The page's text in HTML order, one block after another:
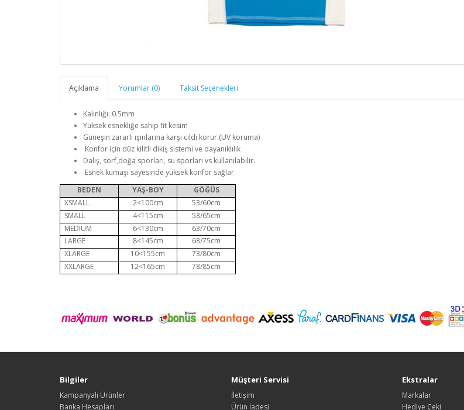
Açıklama Yorumlar (0) Taksit Seçenekleri
Kalınlığı: 0.5mm
Yüksek esnekliğe sahip fit kesim
Güneşin zararlı ışınlarına karşı cildi korur.(UV koruma)
Konfor için düz kilitli dikiş sistemi ve dayanıklılık
Dalış, sörf,doğa sporları, su sporları vs kullanılabilir.
Esnek kumaşı sayesinde yüksek konfor sağlar.
BEDEN
YAŞ-BOY
GÖĞÜS
XSMALL
2<100cm
53/60cm
SMALL
4<115cm
58/65cm
MEDIUM
6<130cm
63/70cm
LARGE
8<145cm
68/75cm
XLARGE
10<155cm
73/80cm
XXLARGE
12<165cm 78/85cm
Bilgiler
Kampanyalı Ürünler
Banka Hesapları
Müşteri Servisi
İletişim
Ürün İadesi
Ekstralar
Markalar
Hediye Çeki